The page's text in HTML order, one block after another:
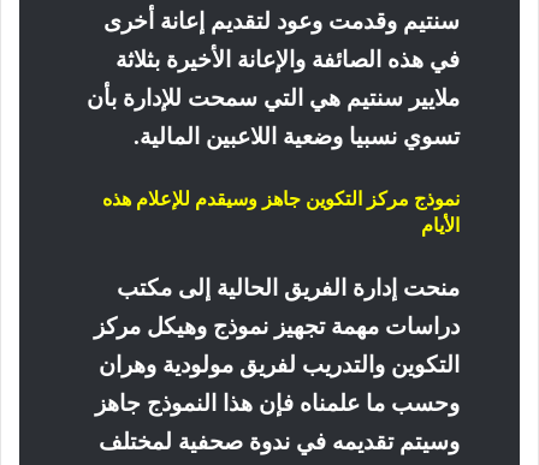
سنتيم وقدمت وعود لتقديم إعانة أخرى
في هذه الصائفة والإعانة الأخيرة بثلاثة
ملايير سنتيم هي التي سمحت للإدارة بأن
تسوي نسبيا وضعية اللاعبين المالية.
نموذج مركز التكوين جاهز وسيقدم للإعلام هذه
الأيام
منحت إدارة الفريق الحالية إلى مكتب
دراسات مهمة تجهيز نموذج وهيكل مركز
التكوين والتدريب لفريق مولودية وهران
وحسب ما علمناه فإن هذا النموذج جاهز
وسيتم تقديمه في ندوة صحفية لمختلف